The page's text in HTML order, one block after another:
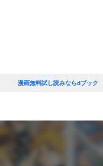
漫画無料試し読みならdブック